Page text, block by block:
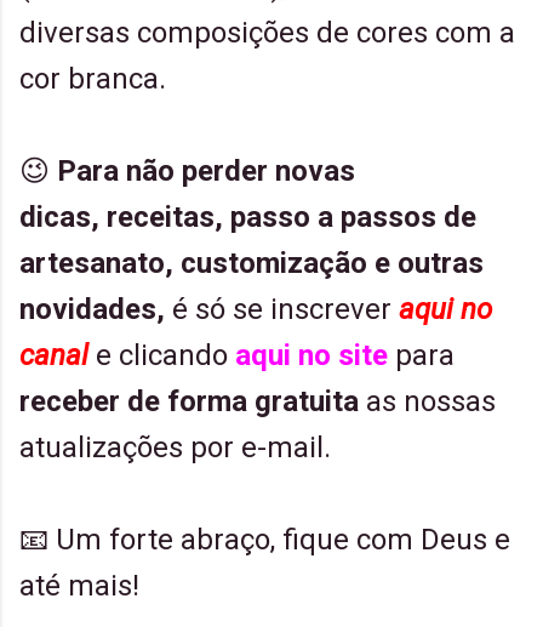
diversas composições de cores com a
cor branca.
😉 Para não perder novas
dicas, receitas, passo a passos de
artesanato, customização e outras
novidades, é só se inscrever aqui no
canale clicando aqui no site para
receber de forma gratuita as nossas
atualizações por e-mail.
📧 Um forte abraço, fique com Deus e
até mais!